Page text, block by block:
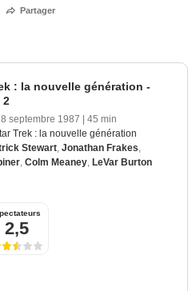
Partager
: la nouvelle génération -
2
septembre 1987 | 45 min
Trek : la nouvelle génération
Stewart Jonathan Frakes
Colm Meaney LeVar Burton
2,5